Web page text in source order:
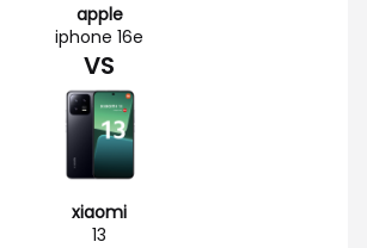
apple
iphone 16e
VS
xiaomi
13